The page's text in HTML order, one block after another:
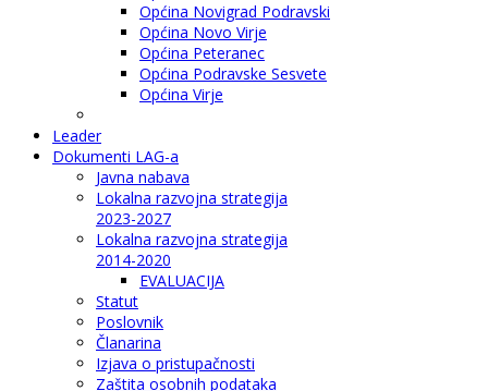
Općina Novigrad Podravski
Općina Novo Virje
Općina Peteranec
Općina Podravske Sesvete
Općina Virje
Leader
Dokumenti LAG-a
Javna nabava
Lokalna razvojna strategija
2023-2027
Lokalna razvojna strategija
2014-2020
EVALUACIJA
Statut
Poslovnik
Članarina
Izjava o pristupačnosti
Zaštita osobnih podataka